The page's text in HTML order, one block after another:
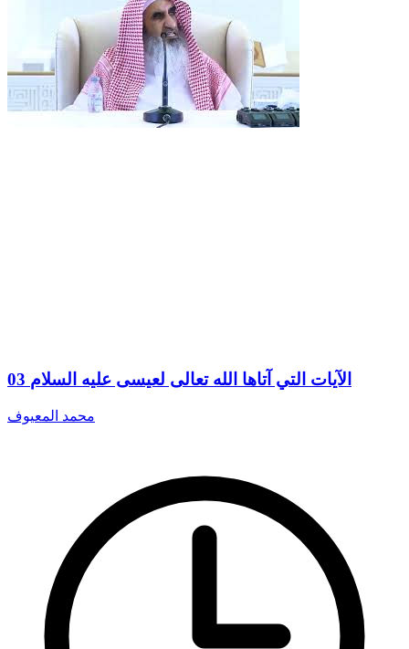
03 الآيات التي آتاها الله تعالى لعيسى عليه السلام
محمد المعيوف